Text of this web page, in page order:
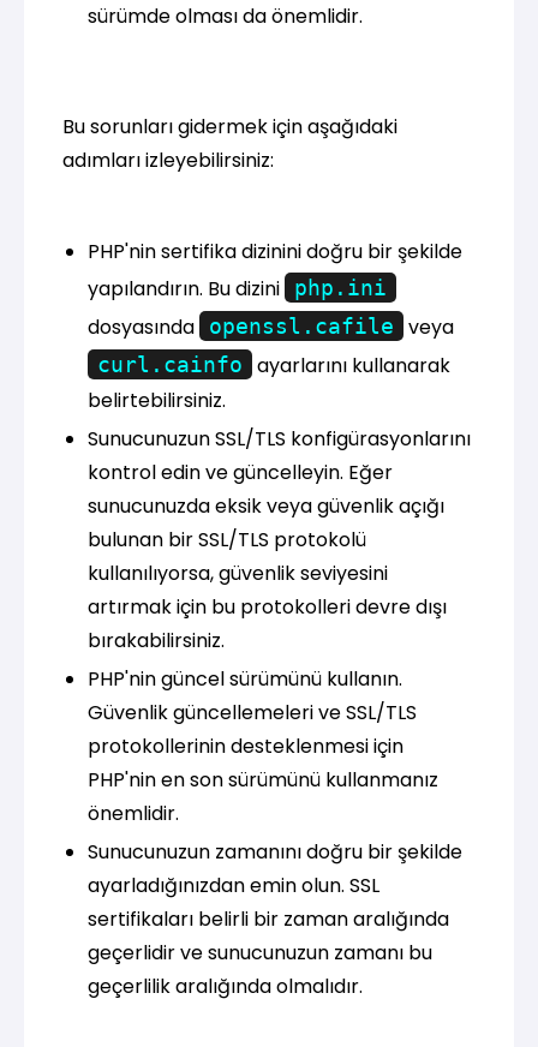
sürümde olması da önemlidir.
Bu sorunları gidermek için aşağıdaki
adımları izleyebilirsiniz:
PHP'nin sertifika dizinini doğru bir şekilde
yapılandırın. Bu dizini
php.ini
dosyasında openssl.cafile veya
curl.cainfo
ayarlarını kullanarak
belirtebilirsiniz.
Sunucunuzun SSL/TLS konfigürasyonlarını
kontrol edin ve güncelleyin. Eğer
sunucunuzda eksik veya güvenlik açığı
bulunan bir SSL/TLS protokolü
kullanılıyorsa, güvenlik seviyesini
artırmak için bu protokolleri devre dışı
bırakabilirsiniz.
PHP'nin güncel sürümünü kullanın.
Güvenlik güncellemeleri ve SSL/TLS
protokollerinin desteklenmesi için
PHP'nin en son sürümünü kullanmanız
önemlidir.
Sunucunuzun zamanını doğru bir şekilde
ayarladığınızdan emin olun. SSL
sertifikaları belirli bir zaman aralığında
geçerlidir ve sunucunuzun zamanı bu
geçerlilik aralığında olmalıdır.